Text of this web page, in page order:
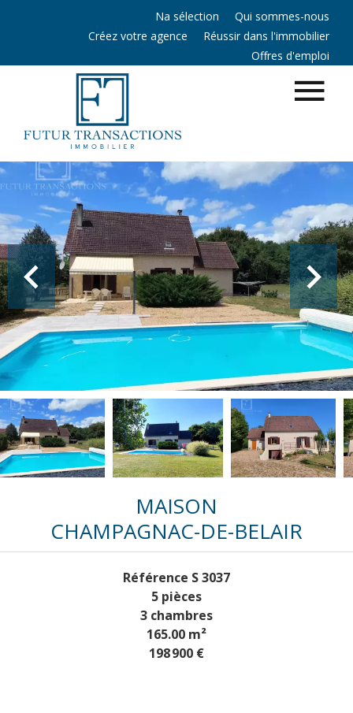
Na sélection
Qui sommes-nous
Créez votre agence
Réussir dans l'immobilier
Offres d'emploi
MAISON
CHAMPAGNAC-DE-BELAIR
Référence S 3037
5 pièces
3 chambres
165.00 m²
198 900 €